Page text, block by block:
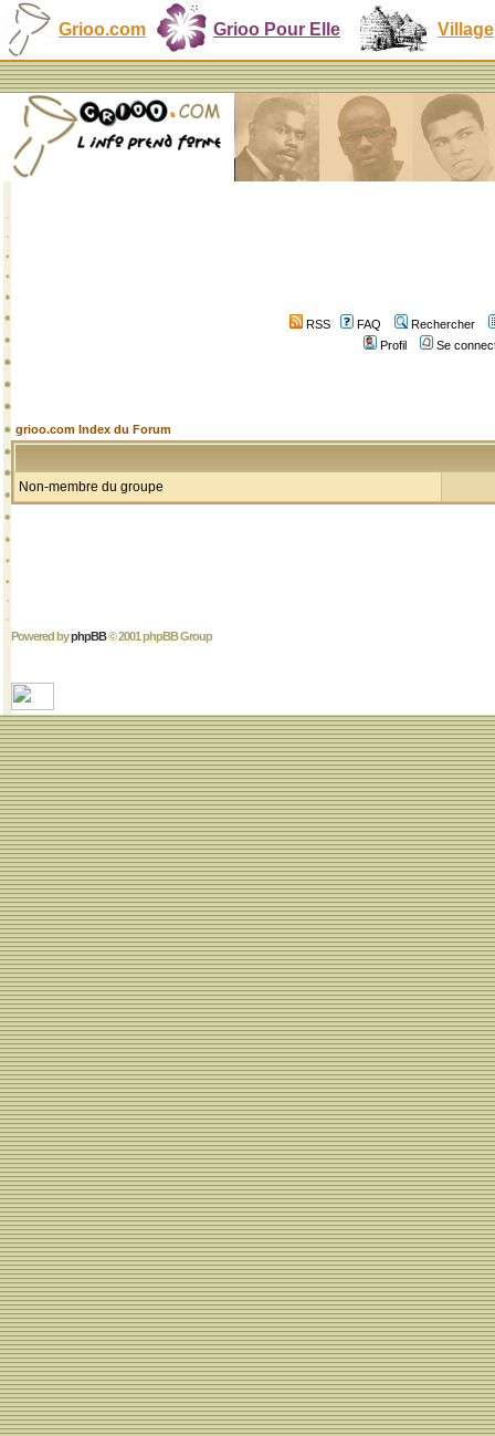
Grioo.com Grioo Pour Elle Village
RSS FAQ
Rechercher
Profil
Se
grioo.com Index du Forum
Non-membre du groupe
Powered byphpBB© 2001 phpBB Group